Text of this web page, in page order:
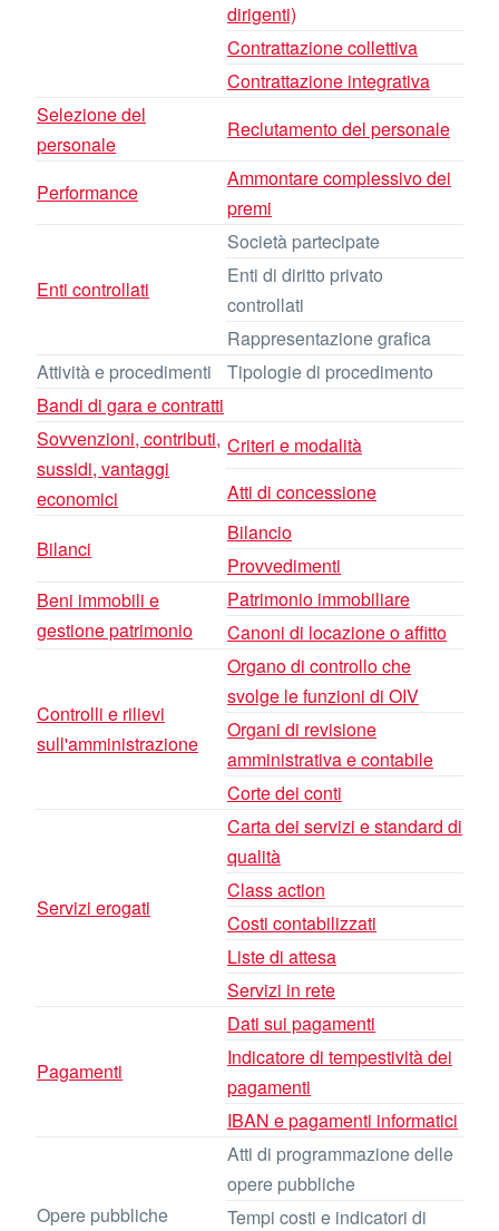
dirigenti)
Contrattazione collettiva
Contrattazione integrativa
Selezione del
personale
Reclutamento del personale
Performance
Ammontare complessivo dei
premi
Enti controllati
Società partecipate
Enti di diritto privato
controllati
Rappresentazione grafica
Attività e procedimenti
Tipologie di procedimento
Bandi di gara e contratti
Sovvenzioni, contributi,
sussidi, vantaggi
economici
Criteri e modalità
Atti di concessione
Bilanci
Bilancio
Provvedimenti
Beni immobili e
gestione patrimonio
Patrimonio immobiliare
Canoni di locazione o affitto
Controlli e rilievi
sull'amministrazione
Organo di controllo che
svolge le funzioni di OIV
Organi di revisione
amministrativa e contabile
Corte dei conti
Servizi erogati
Carta dei servizi e standard di
qualità
Class action
Costi contabilizzati
Liste di attesa
Servizi in rete
Pagamenti
Dati sui pagamenti
Indicatore di tempestività dei
pagamenti
IBAN e pagamenti informatici
Opere pubbliche
Atti di programmazione delle
opere pubbliche
Tempi costi e indicatori di